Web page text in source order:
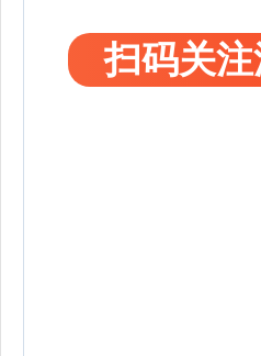
扫码关